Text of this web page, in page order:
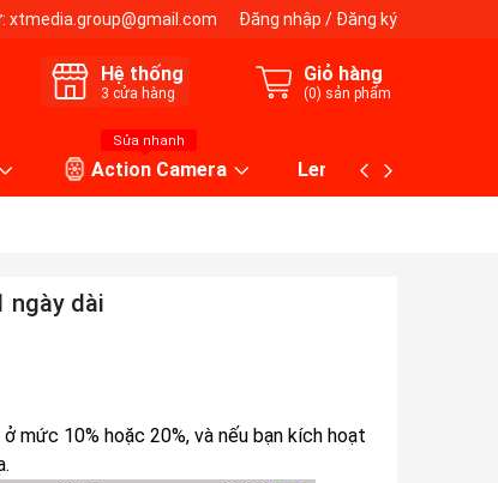
xtmedia.group@gmail.com Đăng nhập / Đăng ký
Hệ thống
3 cửa hàng
Giỏ hàng
(0) sản phẩm
Sửa nhanh
Action Camera Lens máy ảnh
ngày dài
ở mức 10% hoặc 20%, và nếu bạn kích hoạt